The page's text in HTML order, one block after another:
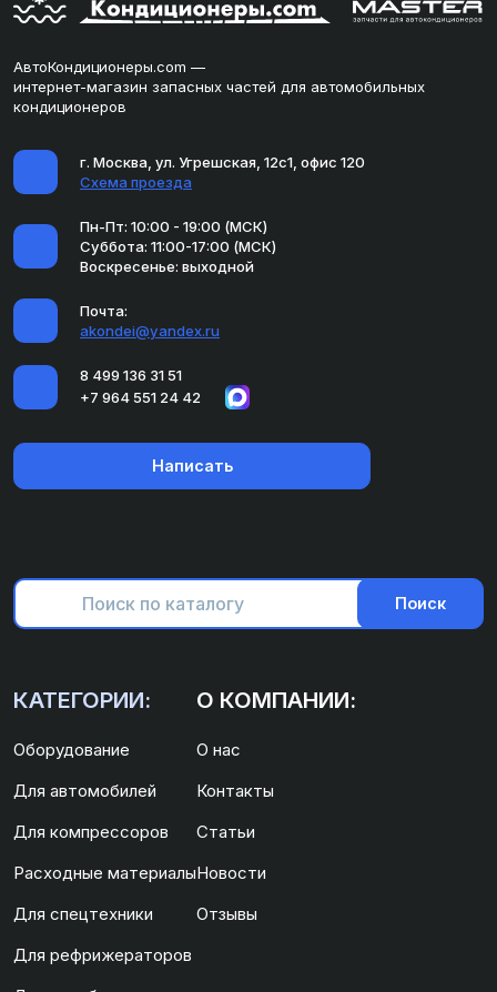
АвтоКондиционеры.com —
интернет-магазин запасных частей для автомобильных
кондиционеров
г. Москва, ул. Угрешская, 12с1, офис 120
Схема проезда
Пн-Пт: 10:00 - 19:00 (МСК)
Суббота: 11:00-17:00 (МСК)
Воскресенье: выходной
Почта:
akondei@yandex.ru
8 499 136 31 51
+7 964 551 24 42
Написать
Поиск
КАТЕГОРИИ:
Оборудование
Для автомобилей
Для компрессоров
Расходные материалы
Для спецтехники
Для рефрижераторов
О КОМПАНИИ:
О нас
Контакты
Статьи
Новости
Отзывы